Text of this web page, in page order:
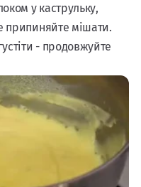
у каструльку,
припиняйте мішати.
- продовжуйте